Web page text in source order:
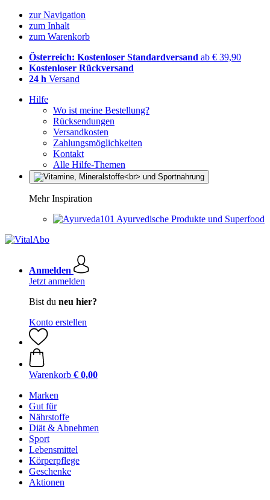
zur Navigation
zum Inhalt
zum Warenkorb
Österreich: Kostenloser Standardversand ab € 39,90
Kostenloser Rückversand
24 h Versand
Hilfe
Wo ist meine Bestellung?
Rücksendungen
Versandkosten
Zahlungsmöglichkeiten
Kontakt
Alle Hilfe-Themen
Mehr Inspiration
Ayurvedische Produkte und Superfood
Anmelden
Jetzt anmelden
Bist du neu hier?
Konto erstellen
Warenkorb € 0,00
Marken
Gut für
Nährstoffe
Diät & Abnehmen
Sport
Lebensmittel
Körperpflege
Geschenke
Aktionen